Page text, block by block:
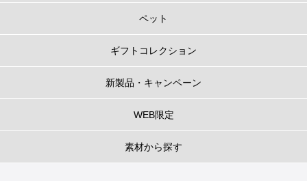
ペット
ギフトコレクション
新製品・キャンペーン
WEB限定
素材から探す